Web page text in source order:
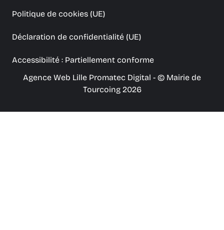
Politique de cookies (UE)
Déclaration de confidentialité (UE)
Accessibilité : Partiellement conforme
Agence Web Lille Promatec Digital - © Mairie de
Tourcoing 2026